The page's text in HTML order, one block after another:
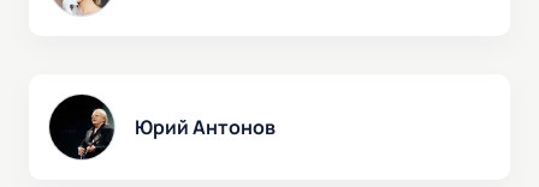
Юрий Антонов